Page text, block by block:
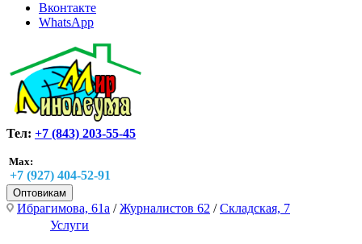
Вконтакте
WhatsApp
Тел: +7 (843) 203-55-45
Max:
+7 (927) 404-52-91
Оптовикам
Ибрагимова, 61а /Журналистов 62 /Складская, 7
Услуги